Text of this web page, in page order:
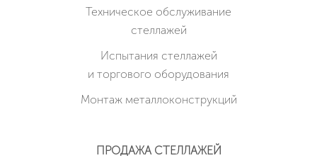
Техническое обслуживание
стеллажей
Испытания стеллажей
и торгового оборудования
Монтаж металлоконструкций
ПРОДАЖА СТЕЛЛАЖЕЙ